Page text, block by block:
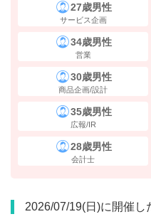
横断歩道を渡り、
27歳男性
サービス企画
34歳男性
営業
30歳男性
商品企画/設計
35歳男性
広報/IR
28歳男性
会計士
2026/07/19(日)に開催し